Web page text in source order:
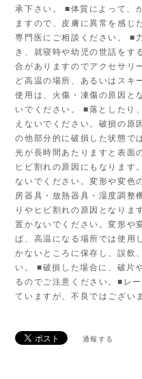
承下さい。 ■体質によって、
ますので、皮膚に異常を感じ
専門医にご相談ください。 ■
き、就寝時や幼児の世話をす
合がありますのでアクセサリ
ど高温の場所、あるいはスキ
使用は、火傷・凍傷の原因と
いでください。 ■落としたり
えないでください。破損の原
の他部分的に破損した状態で
光が長時間あたりますと表面
ヒビ割れの原因にもなります
ないでください。変形や変色
房器具・放熱器具・湿度調整
りやヒビ割れの原因となりま
置かないでください。変形や
ば、高温になる場所では使用
かないところに保存し、誤飲
い。 ■破損した場合に、破片
るのでご注意ください。■レ
ていますが、不良ではござい
通報する